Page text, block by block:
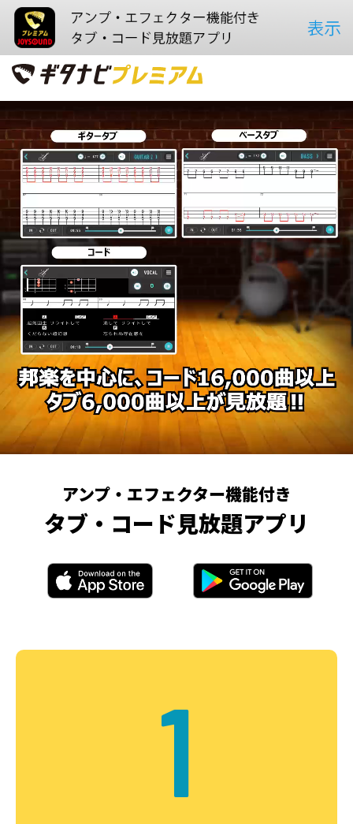
アンプ・エフェクター機能付き
タブ・コード見放題アプリ
1